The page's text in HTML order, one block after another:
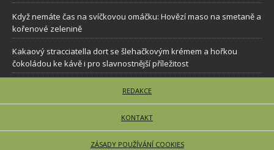
Když nemáte čas na svíčkovou omáčku: Hovězí maso na smetaně a
kořenové zelenině
Kakaový stracciatella dort se šlehačkovým krémem a hořkou
čokoládou ke kávě i pro slavnostnější příležitost
REDAKCE
KONTAKT
ZÁSADY POUŽÍVÁNÍ COOKIES